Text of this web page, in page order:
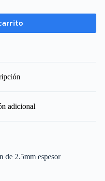
adicional
de 2.5mm espesor